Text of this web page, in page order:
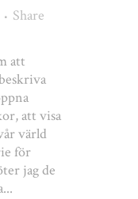
Share
att
att visa
värld
för
jag de